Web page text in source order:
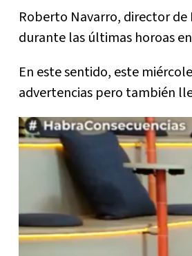
Roberto Navarro, director
durante las últimas horoas
En este sentido, este
advertencias pero también